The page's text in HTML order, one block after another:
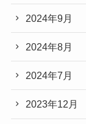
2024年9月
2024年8月
2024年7月
2023年12月